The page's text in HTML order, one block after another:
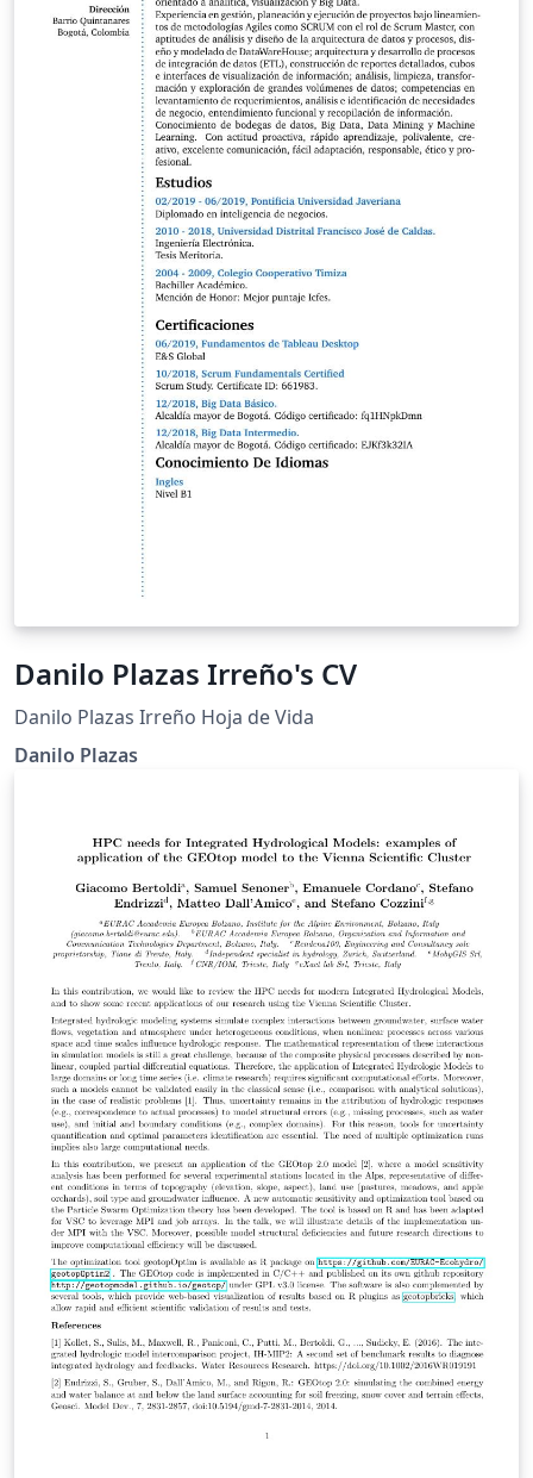
Danilo Plazas Irreño's CV
Danilo Plazas Irreño Hoja de Vida
Danilo Plazas